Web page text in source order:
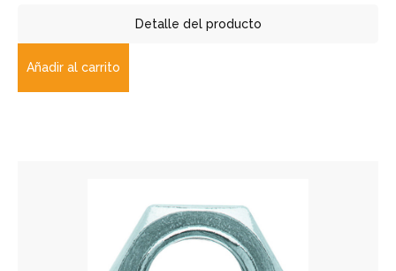
Detalle del producto
Añadir al carrito